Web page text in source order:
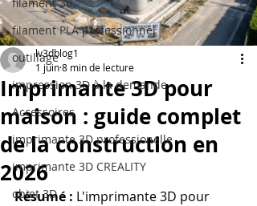
filament PLA professionnel
outillage
impression 3D à la demande
Accessoires
imprimante 3D professionelle
imprimante 3D CREALITY
objet 3D
Imprimante 3D pour
maison : guide complet
de la construction en
2026
lv3dblog1
1 juin8 min de lecture
Résumé : L'imprimante 3D pour